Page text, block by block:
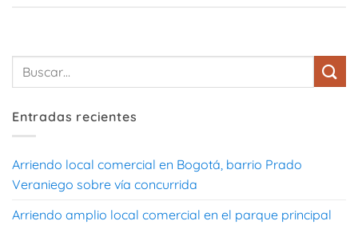
Entradas recientes
Arriendo local comercial en Bogotá, barrio Prado
Veraniego sobre vía concurrida
Arriendo amplio local comercial en el parque principal